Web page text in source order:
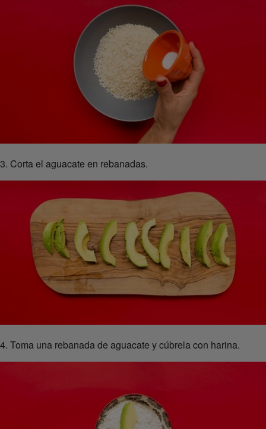
3. Corta el aguacate en rebanadas.
4. Toma una rebanada de aguacate y cúbrela con harina.